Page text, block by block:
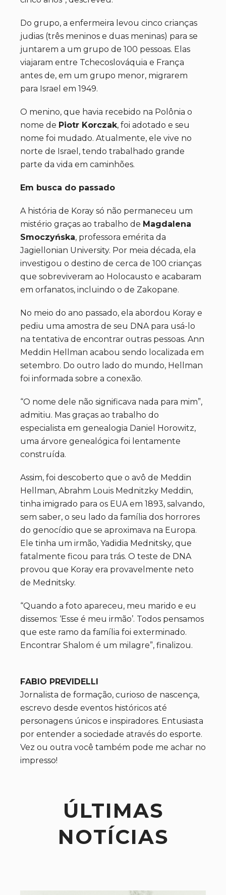
Do grupo, a enfermeira levou cinco crianças
judias (três meninos e duas meninas) para se
juntarem a um grupo de 100 pessoas. Elas
viajaram entre Tchecoslováquia e França
antes de, em um grupo menor, migrarem
para Israel em 1949.
O menino, que havia recebido na Polônia o
nome de Piotr Korczak, foi adotado e seu
nome foi mudado. Atualmente, ele vive no
norte de Israel, tendo trabalhado grande
parte da vida em caminhões.
Em busca do passado
A história de Koray só não permaneceu um
mistério graças ao trabalho de Magdalena
Smoczyńska, professora emérita da
Jagiellonian University. Por meia década, ela
investigou o destino de cerca de 100 crianças
que sobreviveram ao Holocausto e acabaram
em orfanatos, incluindo o de Zakopane.
No meio do ano passado, ela abordou Koray e
pediu uma amostra de seu DNA para usá-lo
na tentativa de encontrar outras pessoas. Ann
Meddin Hellman acabou sendo localizada em
setembro. Do outro lado do mundo, Hellman
foi informada sobre a conexão.
“O nome dele não significava nada para mim”,
admitiu. Mas graças ao trabalho do
especialista em genealogia Daniel Horowitz,
uma árvore genealógica foi lentamente
construída.
Assim, foi descoberto que o avô de Meddin
Hellman, Abrahm Louis Mednitzky Meddin,
tinha imigrado para os EUA em 1893, salvando,
sem saber, o seu lado da família dos horrores
do genocídio que se aproximava na Europa.
Ele tinha um irmão, Yadidia Mednitsky, que
fatalmente ficou para trás. O teste de DNA
provou que Koray era provavelmente neto
de Mednitsky.
“Quando a foto apareceu, meu marido e eu
dissemos: ‘Esse é meu irmão’. Todos pensamos
que este ramo da família foi exterminado.
Encontrar Shalom é um milagre”, finalizou.
FABIO PREVIDELLI
Jornalista de formação, curioso de nascença,
escrevo desde eventos históricos até
personagens únicos e inspiradores. Entusiasta
por entender a sociedade através do esporte.
Vez ou outra você também pode me achar no
impresso!
ÚLTIMAS
NOTÍCIAS